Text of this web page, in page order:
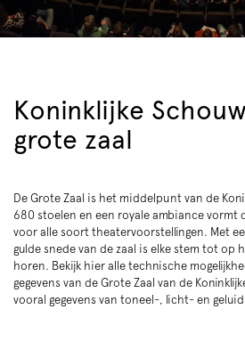
Koninklijke
grote zaal
De Grote Zaal is het middelpunt van de
680 stoelen en een royale ambiance vormt
voor alle soort theatervoorstellingen. Met
gulde snede van de zaal is elke stem tot op
horen. Bekijk hier alle technische
gegevens van de Grote Zaal van de
vooral gegevens van toneel-, licht- en